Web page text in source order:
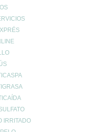
IRRITADO
que padece el 80% de la
de su vida. Actualmente,
españoles sufre
del sueño